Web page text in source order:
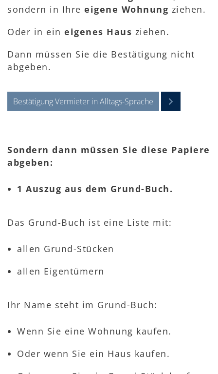
sondern in Ihre eigene Wohnung ziehen.
Oder in ein eigenes Haus ziehen.
Dann müssen Sie die Bestätigung nicht
abgeben.
Bestätigung Vermieter in Alltags-Sprache
Sondern dann müssen Sie diese Papiere
abgeben:
1 Auszug aus dem Grund-Buch.
Das Grund-Buch ist eine Liste mit:
allen Grund-Stücken
allen Eigentümern
Ihr Name steht im Grund-Buch:
Wenn Sie eine Wohnung kaufen.
Oder wenn Sie ein Haus kaufen.